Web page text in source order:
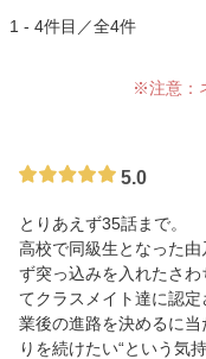
1 - 4件目／全4件
※注意：
5.0
とりあえず35話まで。
高校で同級生となった
ず突っ込みを入れたさ
てクラスメイト達に認
業後の進路を決めるに
りを続けたい“という気